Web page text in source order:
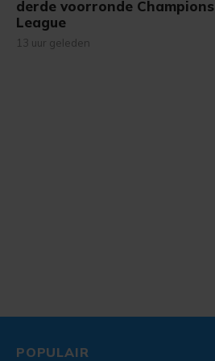
derde voorronde Champions
League
13 uur geleden
POPULAIR